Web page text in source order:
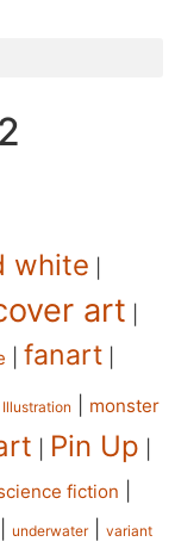
white
art
fanart
Illustration monster
Pin Up
fiction
underwater| variant